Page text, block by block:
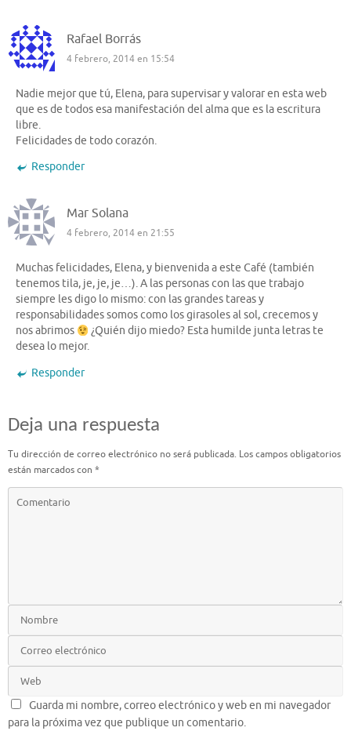
Rafael Borrás
4 febrero, 2014 en 15:54
Nadie mejor que tú, Elena, para supervisar y valorar en esta web
que es de todos esa manifestación del alma que es la escritura
libre.
Felicidades de todo corazón.
Responder
Mar Solana
4 febrero, 2014 en 21:55
Muchas felicidades, Elena, y bienvenida a este Café (también
tenemos tila, je, je, je…). A las personas con las que trabajo
siempre les digo lo mismo: con las grandes tareas y
responsabilidades somos como los girasoles al sol, crecemos y
nos abrimos
¿Quién dijo miedo? Esta humilde junta letras te
desea lo mejor.
Responder
Deja una respuesta
Tu dirección de correo electrónico no será publicada. Los campos obligatorios
están marcados con *
Guarda mi nombre, correo electrónico y web en mi navegador
para la próxima vez que publique un comentario.